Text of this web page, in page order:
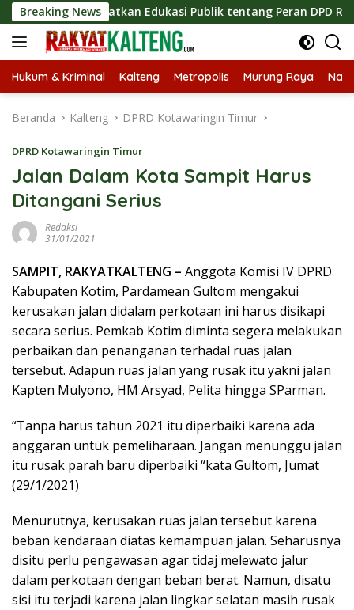
Langsung
ke
konten
Breaking NewsEdukasi Publik tentang Peran DPD RI
Hukum & Kriminal Kalteng Metropolis Murung Raya
Beranda Kalteng DPRD Kotawaringin Timur
DPRD Kotawaringin Timur
Jalan Dalam Kota Sampit Harus
Ditangani Serius
Redaksi
31/01/2021
SAMPIT, RAKYATKALTENG – Anggota Komisi IV DPRD
Kabupaten Kotim, Pardamean Gultom mengakui
kerusakan jalan didalam perkotaan ini harus disikapi
secara serius. Pemkab Kotim diminta segera melakukan
perbaikan dan penanganan terhadal ruas jalan
tersebut. Adapun ruas jalan yang rusak itu yakni jalan
Kapten Mulyono, HM Arsyad, Pelita hingga SParman.
“Tanpa harus tahun 2021 itu diperbaiki karena ada
anggaran untuk pemeliharaan. Jangan menunggu jalan
itu rusak parah baru diperbaiki “kata Gultom, Jumat
(29/1/2021)
Menurutnya, kerusakan ruas jalan tersebut karena
beban kendaraan diatas kemampuan jalan. Seharusnya
disitu perlu pengawasan agar tidaj melewato jalur
dalam perkotaan dengan beban berat. Namun, disatu
sisi itu terjadi karena jalan lingkar selatan masih rusak